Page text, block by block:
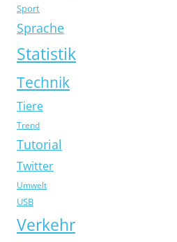
Sport
Sprache
Statistik
Technik
Tiere
Trend
Tutorial
Twitter
Umwelt
USB
Verkehr